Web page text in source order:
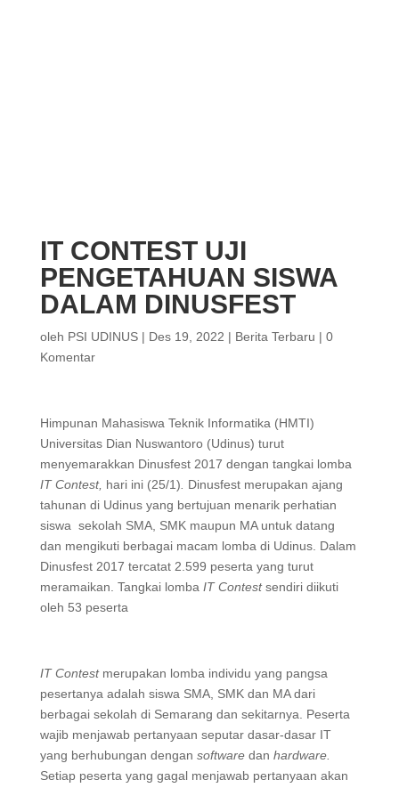
IT CONTEST UJI
PENGETAHUAN SISWA
DALAM DINUSFEST
oleh PSI UDINUS| Des 19, 2022 | Berita Terbaru | 0
Komentar
Himpunan Mahasiswa Teknik Informatika (HMTI)
Universitas Dian Nuswantoro (Udinus) turut
menyemarakkan Dinusfest 2017 dengan tangkai lomba
IT Contest, hari ini (25/1)
Dinusfest merupakan ajang
tahunan di Udinus yang bertujuan menarik perhatian
siswa sekolah SMA, SMK maupun MA untuk datang
dan mengikuti berbagai macam lomba di Udinus. Dalam
Dinusfest 2017 tercatat 2.599 peserta yang turut
meramaikan. Tangkai lomba IT Contestsendiri diikuti
oleh 53 peserta
IT Contest merupakan lomba individu yang pangsa
pesertanya adalah siswa SMA, SMK dan MA dari
berbagai sekolah di Semarang dan sekitarnya. Peserta
wajib menjawab pertanyaan seputar dasar-dasar IT
yang berhubungan dengan software dan hardware.
Setiap peserta yang gagal menjawab pertanyaan akan